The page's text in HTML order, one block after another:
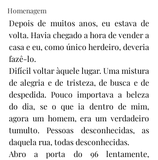
Homenagem
Depois de muitos anos, eu estava de
volta. Havia chegado a hora de vender a
casa e eu, como único herdeiro, deveria
fazê-lo.
Difícil voltar àquele lugar. Uma mistura
de alegria e de tristeza, de busca e de
despedida. Pouco importava a beleza
do dia, se o que ia dentro de mim,
agora um homem, era um verdadeiro
tumulto. Pessoas desconhecidas, as
daquela rua, todas desconhecidas.
Abro a porta do 96 lentamente,